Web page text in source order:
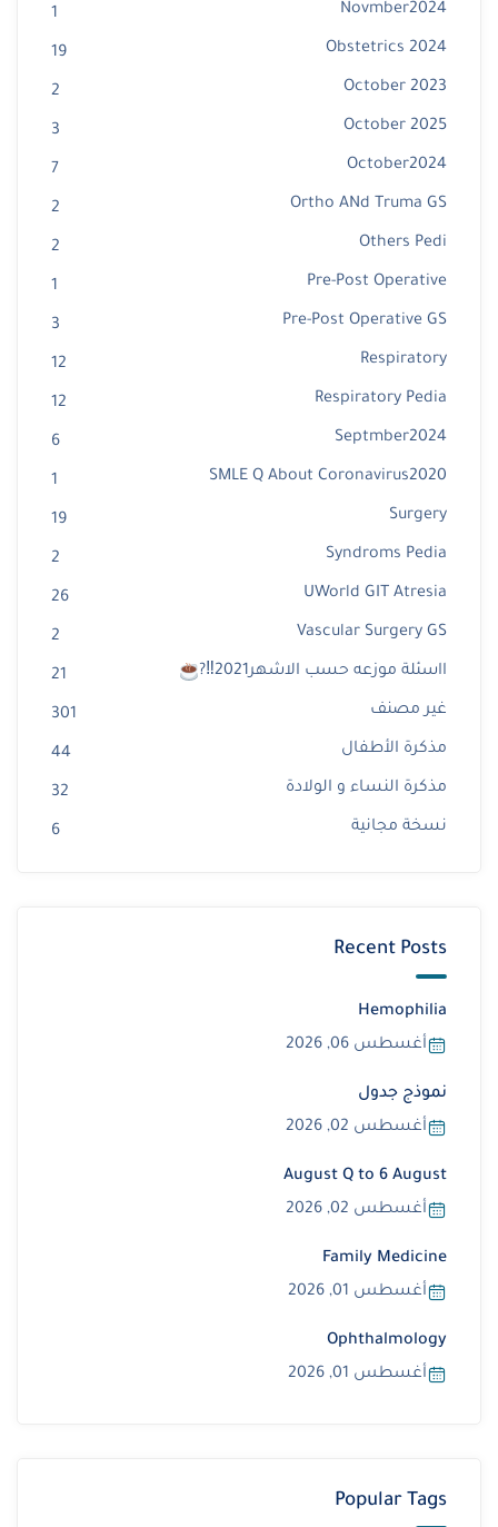
Novmber2024
1
Obstetrics 2024
19
October 2023
2
October 2025
3
October2024
7
Ortho ANd Truma GS
2
Others Pedi
2
Pre-Post Operative
1
Pre-Post Operative GS
3
Respiratory
12
Respiratory Pedia
12
Septmber2024
6
SMLE Q About Coronavirus2020
1
Surgery
19
Syndroms Pedia
2
UWorld GIT Atresia
26
Vascular Surgery GS
2
ااسئلة موزعه حسب الاشهر2021‼?
21
غير مصنف
301
مذكرة الأطفال
44
مذكرة النساء و الولادة
32
نسخة مجانية
6
Recent Posts
Hemophilia
أغسطس 06, 2026
نموذج جدول
أغسطس 02, 2026
August Q to 6 August
أغسطس 02, 2026
Family Medicine
أغسطس 01, 2026
Ophthalmology
أغسطس 01, 2026
Popular Tags